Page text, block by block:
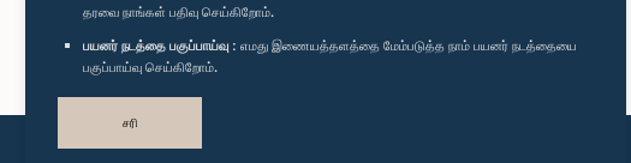
தரவை நாங்கள் பதிவு செய்கிறோம்.
பயனர் நடத்தை பகுப்பாய்வு : எமது இணையத்தளத்தை மேம்படுத்த நாம் பயனர் நடத்தையை
பகுப்பாய்வு செய்கிறோம்.
சரி